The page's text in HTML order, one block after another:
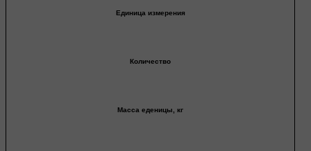
Единица измерения
Количество
Масса еденицы, кг